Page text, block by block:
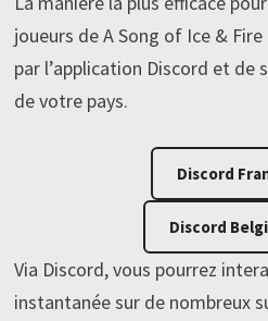
joueurs de A Song of Ice &
par l’application Discord et de
de votre pays.
Discord
Discord
Via Discord, vous pourrez
instantanée sur de nombreux